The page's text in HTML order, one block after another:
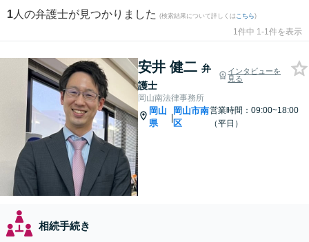
1 人の弁護士が見つかりました (検索結果について詳しくは こちら)
1件中 1-1件を表示
安井 健二 弁
護士
インタビューを
見る
岡山南法律事務所
岡山
県
|
岡山市南
区
営業時間：09:00~18:00
（平日）
相続手続き